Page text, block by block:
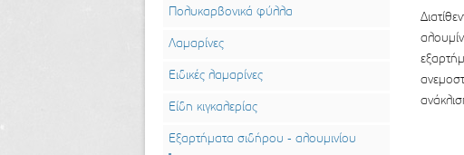
Πολυκαρβονικά φύλλα
Λαμαρίνες
Ειδικές λαμαρίνες
Είδη κιγκαλερίας
Εξαρτήματα σιδήρου - αλουμινίου